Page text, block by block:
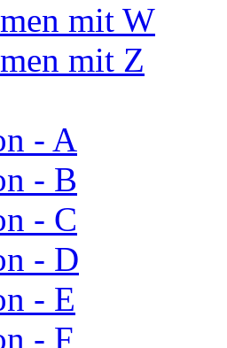
mit W
mit Z
- A
- B
- C
- D
- E
- F